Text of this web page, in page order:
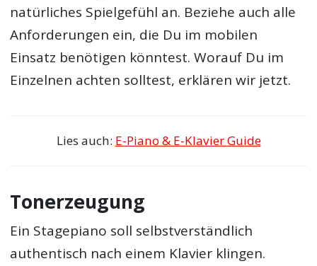
natürliches Spielgefühl an. Beziehe auch alle
Anforderungen ein, die Du im mobilen
Einsatz benötigen könntest. Worauf Du im
Einzelnen achten solltest, erklären wir jetzt.
Lies auch: E-Piano & E-Klavier Guide
Tonerzeugung
Ein Stagepiano soll selbstverständlich
authentisch nach einem Klavier klingen.